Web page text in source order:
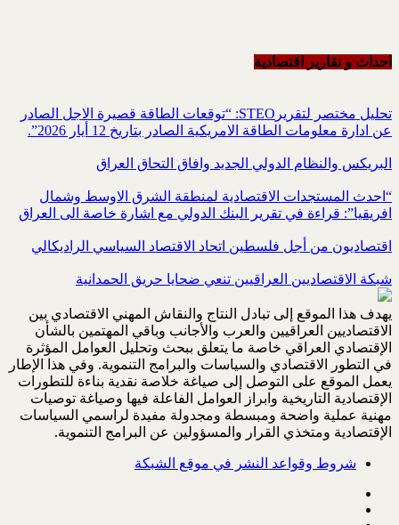
احداث و تقاریر اقتصادیة
تحليل مختصر لتقريرSTEO‏: “توقعات الطاقة قصيرة الاجل الصادر
عن ادارة معلومات الطاقة الامريكية ‏الصادر بتاريخ 12 أيار 2026”.‏
البريكس والنظام الدولي الجديد وافاق التحاق العراق
“احدث المستجدات الاقتصادية لمنطقة الشرق الاوسط وشمال
افريقيا”: قراءة في تقرير البنك الدولي مع اشارة خاصة الى العراق
اقتصاديون من أجل فلسطين اتحاد الاقتصاد السياسي الراديكالي
شبكة الاقتصاديين العراقيين تنعي ضحايا حريق الحمدانية
يهدف هذا الموقع إلى تبادل النتاج والنقاش المهني الاقتصادي بين
الاقتصاديين العراقيين والعرب والأجانب وباقي المهتمين بالشأن
الإقتصادي العراقي خاصة ما يتعلق ببحث وتحليل العوامل المؤثرة
في التطور الاقتصادي والسياسات والبرامج التنموية. وفي هذا الإطار
يعمل الموقع على التوصل إلى صياغة خلاصة نقدية بناءة للتطورات
الإقتصادية التاريخية وابراز العوامل الفاعلة فيها وصياغة توصيات
مهنية عملية واضحة ومبسطة ومجدولة مفيدة لراسمي السياسات
الإقتصادية ومتخذي القرار والمسؤولين عن البرامج التنموية.
شروط وقواعد النشر في موقع الشبكة